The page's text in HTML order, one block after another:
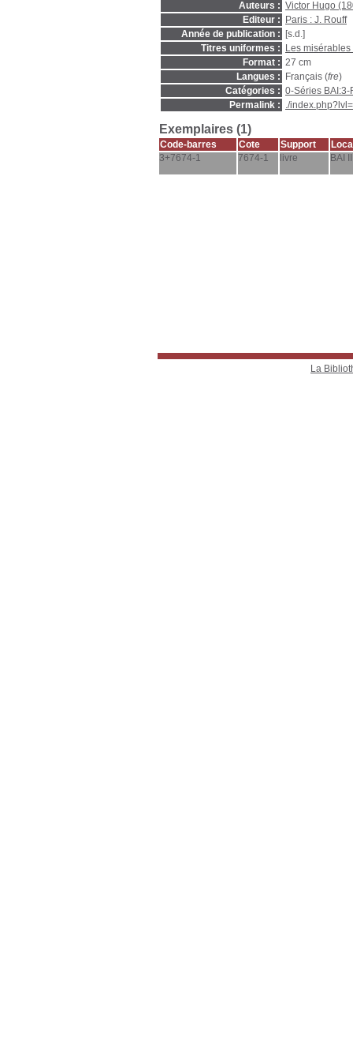
Auteurs : Victor Hugo
Editeur :
Paris : J. Rouff
Année de publication :
[s.d.]
Titres uniformes :
Les misérables
Format : 27 cm
Langues :
Français (fre)
Catégories : 0-Séries BAI:3-
Permalink : ./
Exemplaires (1)
Code-barres Cote Support
3+7674-1
7674-1 livre BAI
La